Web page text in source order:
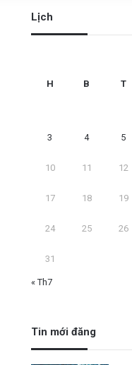
Lịch
H B T
3 4 5
10 11 12
17 18 19
24 25 26
31
« Th7
Tin mới đăng